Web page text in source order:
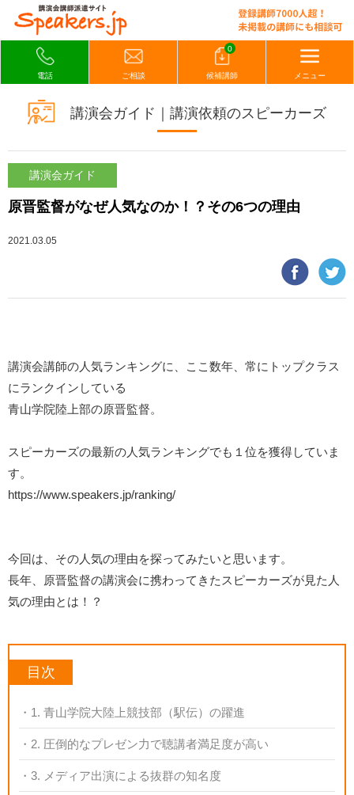
電話 ご相談
0
候補講師 メニュー
講演会ガイド｜講演依頼のスピーカーズ
講演会ガイド
原晋監督がなぜ人気なのか！？その6つの理由
2021.03.05
講演会講師の人気ランキングに、ここ数年、常にトップクラス
にランクインしている
青山学院陸上部の原晋監督。
スピーカーズの最新の人気ランキングでも１位を獲得していま
す。
https://www.speakers.jp/ranking/
今回は、その人気の理由を探ってみたいと思います。
長年、原晋監督の講演会に携わってきたスピーカーズが見た人
気の理由とは！？
目次
1. 青山学院大陸上競技部（駅伝）の躍進
2. 圧倒的なプレゼン力で聴講者満足度が高い
3. メディア出演による抜群の知名度